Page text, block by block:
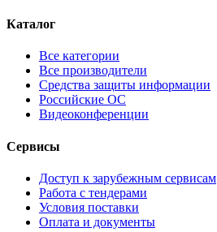
Каталог
Все категории
Все производители
Средства защиты информации
Российские ОС
Видеоконференции
Сервисы
Доступ к зарубежным сервисам
Работа с тендерами
Условия поставки
Оплата и документы